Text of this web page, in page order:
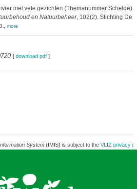
met vele gezichten (Themanummer Schelde).
en Natuurbeheer, 102(2). Stichting De
more
[ download pdf]
System(IMIS) is subject to the VLIZ privacy